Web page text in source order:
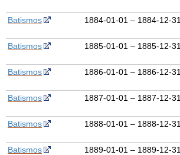
Batismos 1884-01-01 – 1884-12-31
Batismos 1885-01-01 – 1885-12-31
Batismos 1886-01-01 – 1886-12-31
Batismos 1887-01-01 – 1887-12-31
Batismos 1888-01-01 – 1888-12-31
Batismos 1889-01-01 – 1889-12-31